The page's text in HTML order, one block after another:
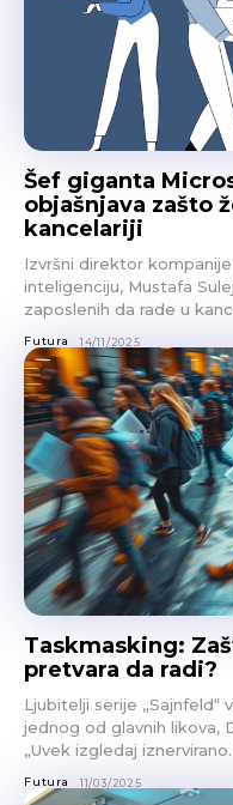
Šef giganta
objašnjava zašto
kancelariji
Izvršni direktor
inteligenciju, Mustafa
zaposlenih da rade u
Futura 14/11/2025
Taskmasking:
pretvara da radi?
Ljubitelji serije „Sajnfeld“
jednog od glavnih likova,
„Uvek izgledaj
Futura 11/03/2025